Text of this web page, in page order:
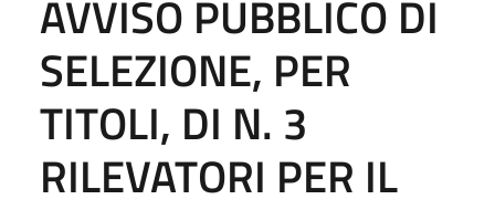
AVVISO PUBBLICO DI
SELEZIONE, PER
TITOLI, DI N. 3
RILEVATORI PER IL